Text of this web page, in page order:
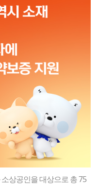
상공인을 대상으로 총 75